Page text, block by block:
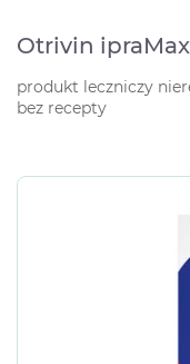
Otrivin
produkt leczniczy
bez recepty